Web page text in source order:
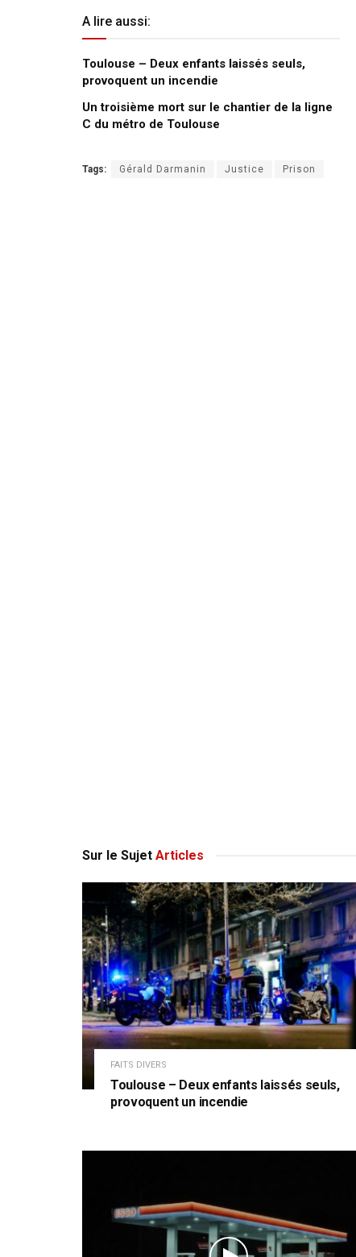
A lire aussi:
Toulouse – Deux enfants laissés seuls,
provoquent un incendie
Un troisième mort sur le chantier de la ligne
C du métro de Toulouse
Tags: Gérald Darmanin Justice Prison
Sur le Sujet Articles
FAITS DIVERS
Toulouse – Deux enfants laissés seuls,
provoquent un incendie